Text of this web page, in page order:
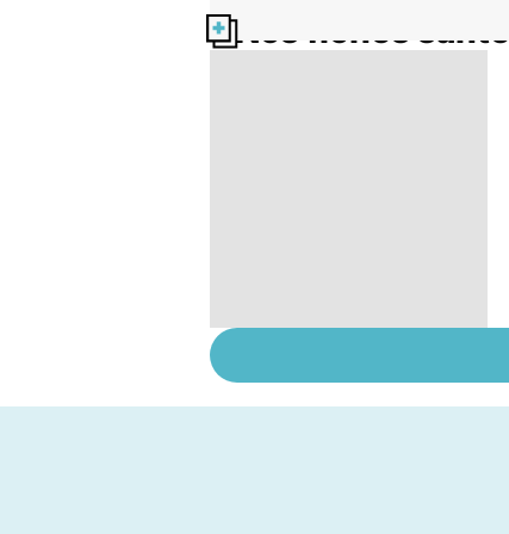
Nos fiches santé
cancer de la vessie